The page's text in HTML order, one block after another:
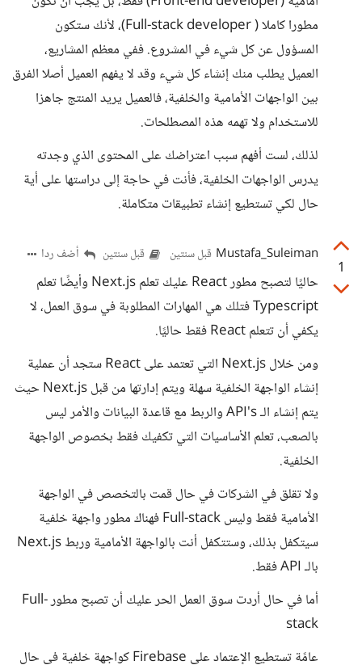
مطورا كاملا ( Full-stack developer)، لأنك ستكون
المسؤول عن كل شيء في المشروع. ففي معظم المشاريع،
العميل يطلب منك إنشاء كل شيء وقد لا يفهم العميل أصلا الفرق
بين الواجهات الأمامية والخلفية، فالعميل يريد المنتج جاهزا
للاستخدام ولا تهمه هذه المصطلحات.
لذلك، لست أفهم سبب اعتراضك على المحتوى الذي وجدته
يدرس الواجهات الخلفية، فأنت في حاجة إلى دراستها على أية
حال لكي تستطيع إنشاء تطبيقات متكاملة.
1
Mustafa_Suleiman قبل سنتين قبل سنتين أضف ردا
حاليًا لتصبح مطور React عليك تعلم Next.js وأيضًا تعلم
Typescript فتلك هي المهارات المطلوبة في سوق العمل، لا
يكفي أن تتعلم React فقط حاليًا.
ومن خلال Next.js التي تعتمد على React ستجد أن عملية
إنشاء الواجهة الخلفية سهلة ويتم إدارتها من قبل Next.js حيث
يتم إنشاء الـ API's والربط مع قاعدة البيانات والأمر ليس
بالصعب، تعلم الأساسيات التي تكفيك فقط بخصوص الواجهة
الخلفية.
ولا تقلق في الشركات في حال قمت بالتخصص في الواجهة
الأمامية فقط وليس Full-stack فهناك مطور واجهة خلفية
سيتكفل بذلك، وستتكفل أنت بالواجهة الأمامية وربط Next.js
بالـ API فقط.
أما في حال أردت سوق العمل الحر عليك أن تصبح مطور Full-
stack
عامًة تستطيع الإعتماد على Firebase كواجهة خلفية في حال